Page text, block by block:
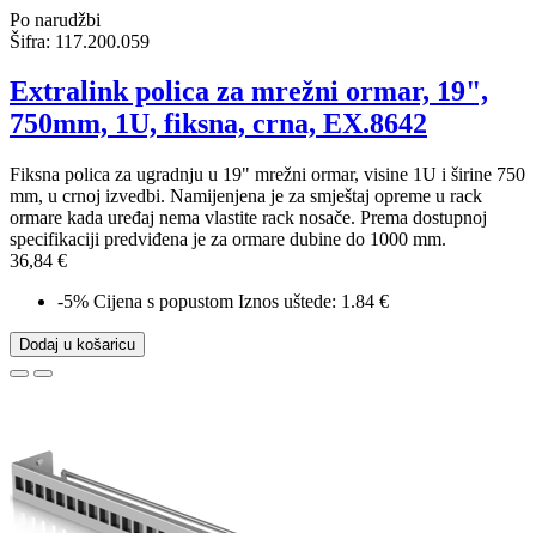
Po narudžbi
Šifra: 117.200.059
Extralink polica za mrežni ormar, 19",
750mm, 1U, fiksna, crna, EX.8642
Fiksna polica za ugradnju u 19" mrežni ormar, visine 1U i širine 750
mm, u crnoj izvedbi. Namijenjena je za smještaj opreme u rack
ormare kada uređaj nema vlastite rack nosače. Prema dostupnoj
specifikaciji predviđena je za ormare dubine do 1000 mm.
36,84 €
-5% Cijena s popustom Iznos uštede: 1.84 €
Dodaj u košaricu